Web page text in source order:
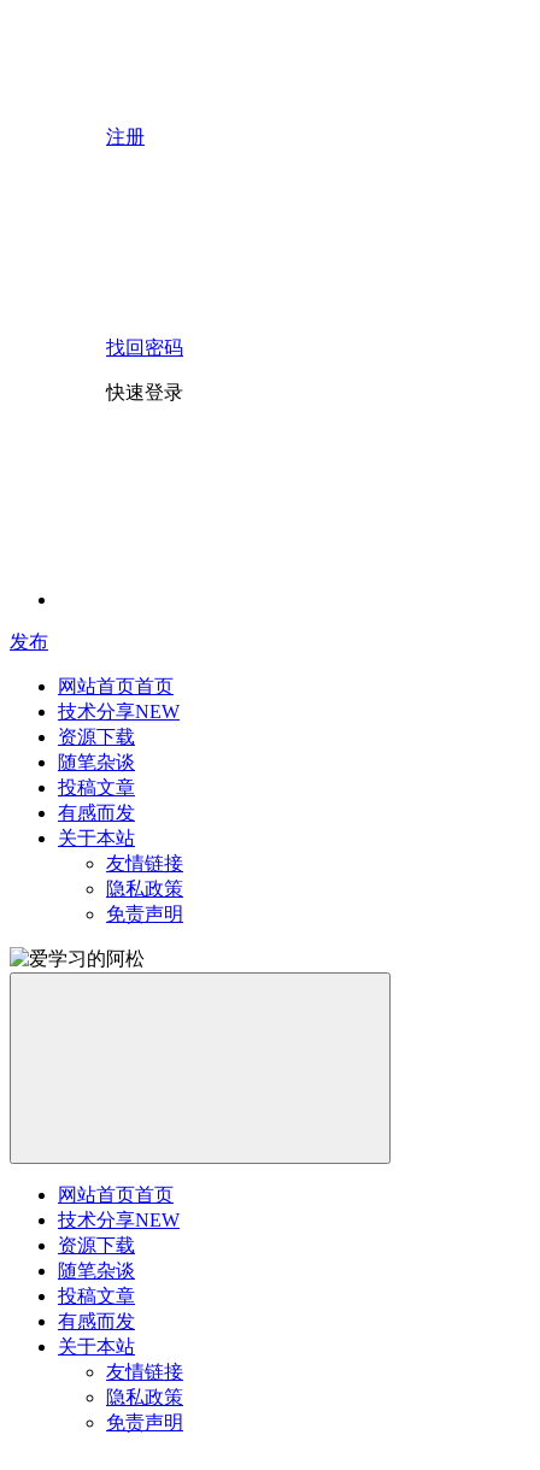
注册
找回密码
快速登录
发布
网站首页首页
技术分享NEW
资源下载
随笔杂谈
投稿文章
有感而发
关于本站
友情链接
隐私政策
免责声明
网站首页首页
技术分享NEW
资源下载
随笔杂谈
投稿文章
有感而发
关于本站
友情链接
隐私政策
免责声明